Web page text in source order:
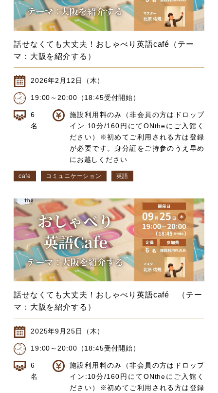
話せなくても大丈夫！おしゃべり英語café（テー
マ：大阪を紹介する）
2026年2月12日（木）
19:00～20:00（18:45受付開始）
6
名
施設利用料のみ（非会員の方はドロップ
イン:10分/160円にてONtheにご入館く
ださい）※初めてご利用される方は登録
が必要です。身分証をご持参のうえ早め
にお越しください
cafe コミュニケーション 英語
話せなくても大丈夫！おしゃべり英語café （テー
マ：大阪を紹介する）
2025年9月25日（木）
19:00～20:00（18:45受付開始）
6
名
施設利用料のみ（非会員の方はドロップ
イン:10分/160円にてONtheにご入館く
ださい）※初めてご利用される方は登録